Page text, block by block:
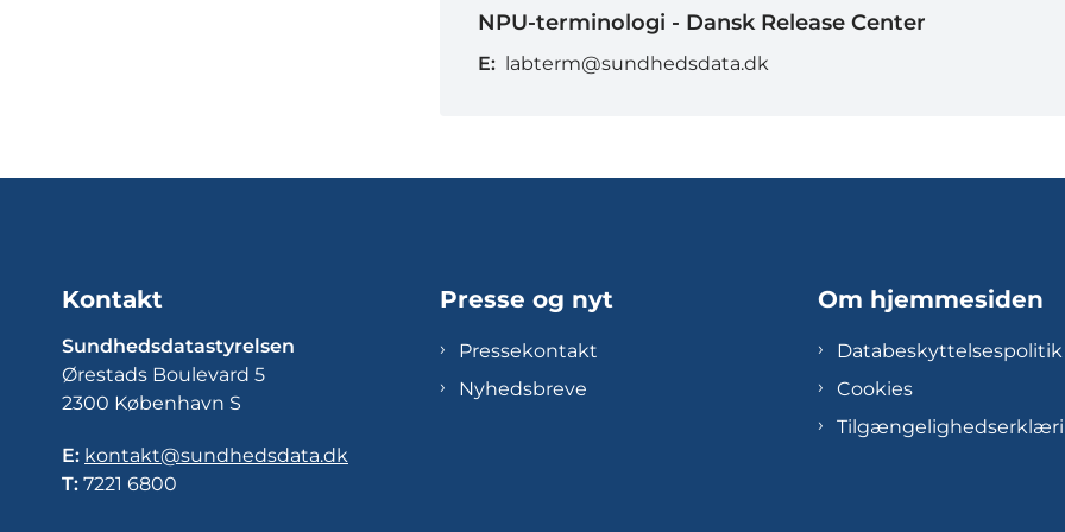
NPU-terminologi - Dansk Release Center
E: labterm@sundhedsdata.dk
Kontakt
Sundhedsdatastyrelsen
Ørestads Boulevard 5
2300 København S
E: kontakt@sundhedsdata.dk
T: 7221 6800
Presse og nyt
Pressekontakt
Nyhedsbreve
Om hjemmesiden
Databeskyttelsespolitik
Cookies